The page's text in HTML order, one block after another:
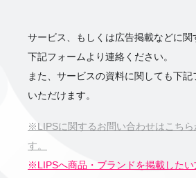
サービス、もしくは広告掲載などに関
下記フォームより連絡ください。
また、サービスの資料に関しても下
いただけます。
※LIPSに関するお問い合わせはこちら
す。
※LIPSへ商品・ブランドを掲載した